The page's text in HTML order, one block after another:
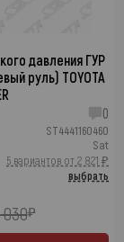
давления ГУР
руль) TOYOTA
0
ST4441160460
Sat
5 вариантов от 2 821 ₽
выбрать
₽